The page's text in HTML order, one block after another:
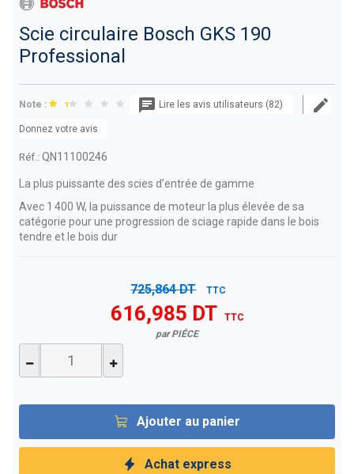
Scie circulaire Bosch GKS 190
Professional
Note : Lire les avis utilisateurs (82)
Donnez votre avis
Réf.: QN11100246
La plus puissante des scies d’entrée de gamme
Avec 1 400 W, la puissance de moteur la plus élevée de sa
catégorie pour une progression de sciage rapide dans le bois
tendre et le bois dur
725,864 DT TTC
616,985 DT
TTC
par PIÉCE
Ajouter au panier
Achat express